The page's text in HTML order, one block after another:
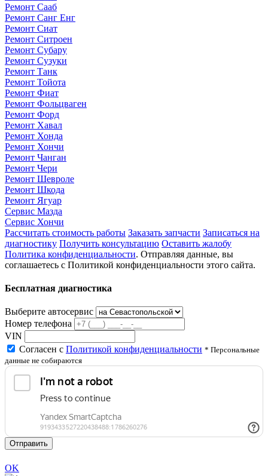
Ремонт Сааб
Ремонт Санг Енг
Ремонт Сиат
Ремонт Ситроен
Ремонт Субару
Ремонт Сузуки
Ремонт Танк
Ремонт Тойота
Ремонт Фиат
Ремонт Фольцваген
Ремонт Форд
Ремонт Хавал
Ремонт Хонда
Ремонт Хончи
Ремонт Чанган
Ремонт Чери
Ремонт Шевроле
Ремонт Шкода
Ремонт Ягуар
Сервис Мазда
Сервис Хончи
Рассчитать стоимость работы Заказать запчасти Записаться на
диагностику Получить консультацию Оставить жалобу
Политика конфиденциальности. Отправляя данные, вы
соглашаетесь с Политикой конфиденциальности этого сайта.
Бесплатная диагностика
Выберите автосервис
Номер телефона
VIN
Согласен с Политикой конфиденциальности * Персональные
данные не собираются
Отправить
OK